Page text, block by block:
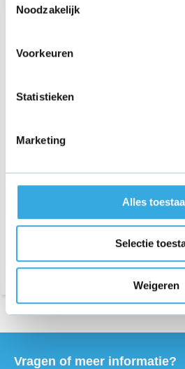
Noodzakelijk
Voorkeuren
Statistieken
Marketing
Alles
Selectie
Weigeren
Night Light
Vragen of meer informatie?